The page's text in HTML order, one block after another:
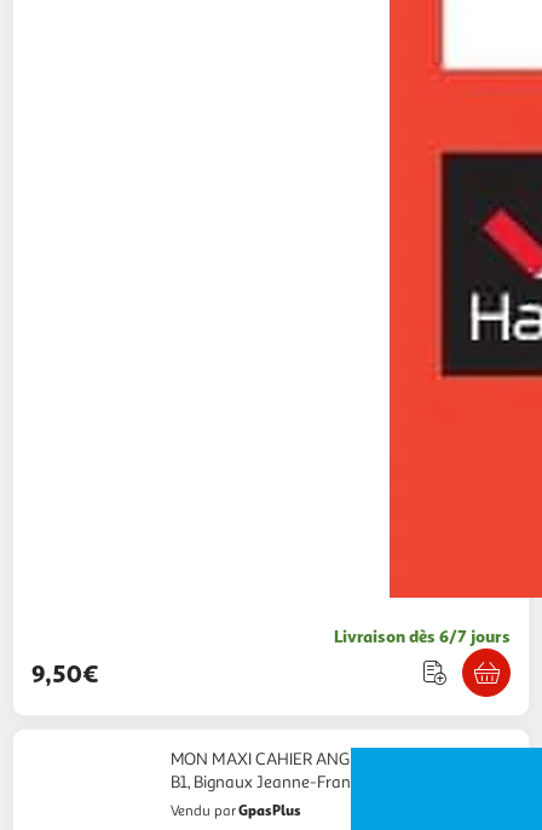
Livraison dès 6/7 jours
9,50€
MON MAXI CAHIER ANGLAIS 6E, 5E, 4E, 3E A1-
B1, Bignaux Jeanne-France
Vendu parGpasPlus